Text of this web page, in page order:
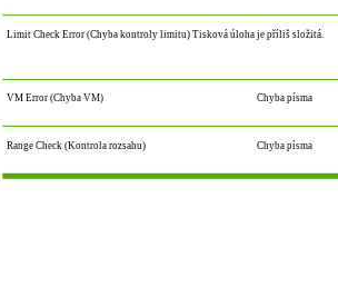
Limit Check Error (Chyba kontroly limitu) Tisková úloha je příliš složitá.
VM Error (Chyba VM) Chyba písma
Range Check (Kontrola rozsahu) Chyba písma